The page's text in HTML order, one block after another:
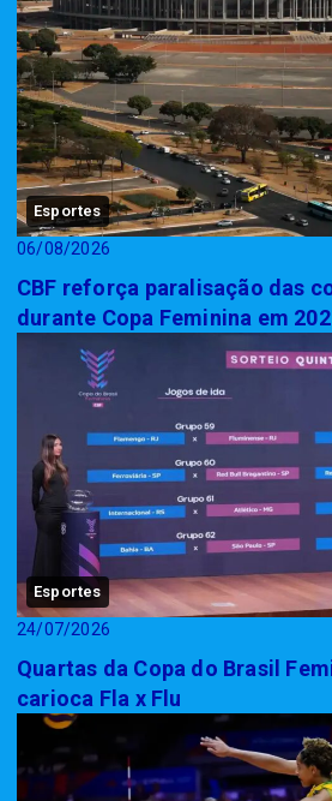
Esportes
06/08/2026
CBF reforça paralisação das
durante Copa Feminina em
Esportes
24/07/2026
Quartas da Copa do Brasil
carioca Fla x Flu